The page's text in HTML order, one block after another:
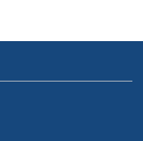
Penyakit Hati
Perspektif
Komunika, 3(2).